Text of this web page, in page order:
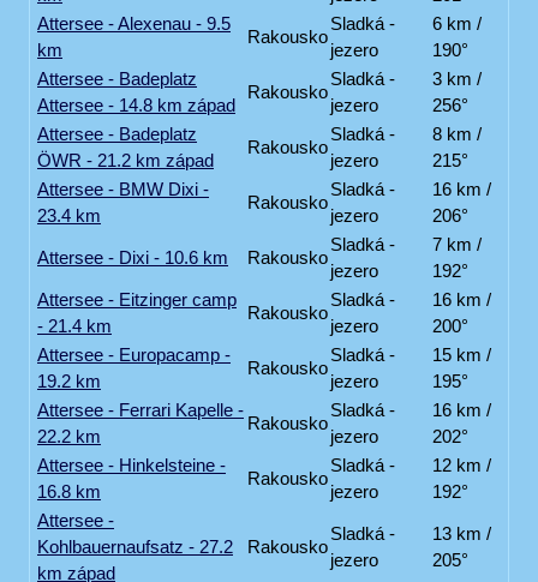
Attersee - Alexenau - 9.5
km
Rakousko
Sladká -
jezero
6 km /
190°
Attersee - Badeplatz
Attersee - 14.8 km západ
Rakousko
Sladká -
jezero
3 km /
256°
Attersee - Badeplatz
ÖWR - 21.2 km západ
Rakousko
Sladká -
jezero
8 km /
215°
Attersee - BMW Dixi -
23.4 km
Rakousko
Sladká -
jezero
16 km /
206°
Attersee - Dixi - 10.6 km Rakousko
Sladká -
jezero
7 km /
192°
Attersee - Eitzinger camp
- 21.4 km
Rakousko
Sladká -
jezero
16 km /
200°
Attersee - Europacamp -
19.2 km
Rakousko
Sladká -
jezero
15 km /
195°
Attersee - Ferrari Kapelle -
22.2 km
Rakousko
Sladká -
jezero
16 km /
202°
Attersee - Hinkelsteine -
16.8 km
Rakousko
Sladká -
jezero
12 km /
192°
Attersee -
Kohlbauernaufsatz - 27.2
km západ
Rakousko
Sladká -
jezero
13 km /
205°